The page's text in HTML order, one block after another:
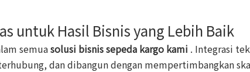
untuk Hasil Bisnis yang Lebih Baik
semuasolusi bisnis sepeda kargo kami . Integrasi
dan dibangun dengan mempertimbangkan